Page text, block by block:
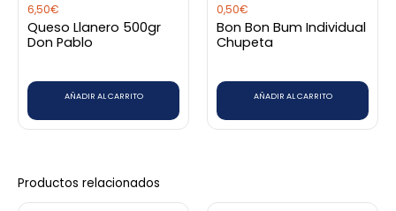
6,50€
Queso Llanero 500gr
Don Pablo
AÑADIR AL CARRITO
0,50€
Bon Bon Bum Individual
Chupeta
AÑADIR AL CARRITO
Productos relacionados